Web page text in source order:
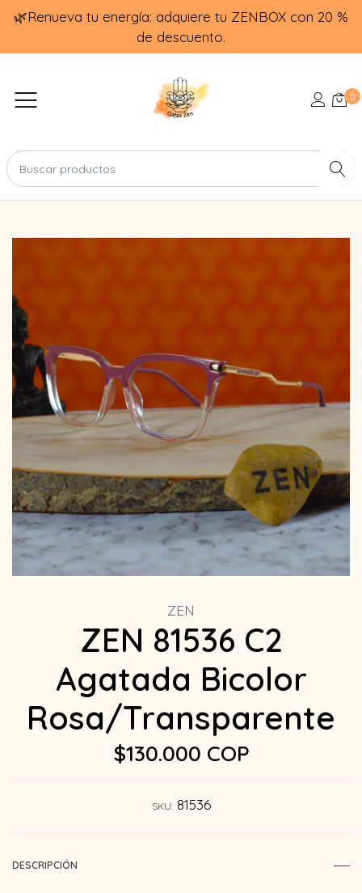
🌿Renueva tu energía: adquiere tu ZENBOX con 20 %
de descuento.
0
ZEN
ZEN 81536 C2
Agatada Bicolor
Rosa/Transparente
$130.000 COP
SKU: 81536
DESCRIPCIÓN